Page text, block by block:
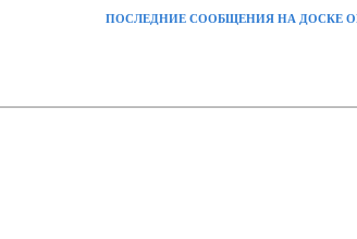
ПОСЛЕДНИЕ СООБЩЕНИЯ НА ДОСКЕ